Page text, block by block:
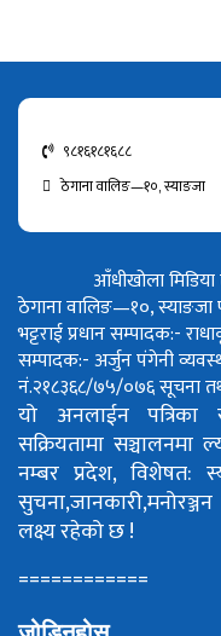
९८१६१८१६८८
ठेगाना वालिङ—१०, स्याङजा
आँधीखोला
ठेगाना वालिङ—१०, स्याङजा
भट्टराईप्रधान सम्पादक:-
सम्पादक:- अर्जुन पंगेनी
नं.२१८३६८/७५/०७६सूचना
यो अनलाईन पत्रिका
सक्रियतामा सञ्चालनमा
नम्बर प्रदेश, विशेषत:
सुचना,जानकारी,मनोरञ्जन
लक्ष्य रहेको छ !
============